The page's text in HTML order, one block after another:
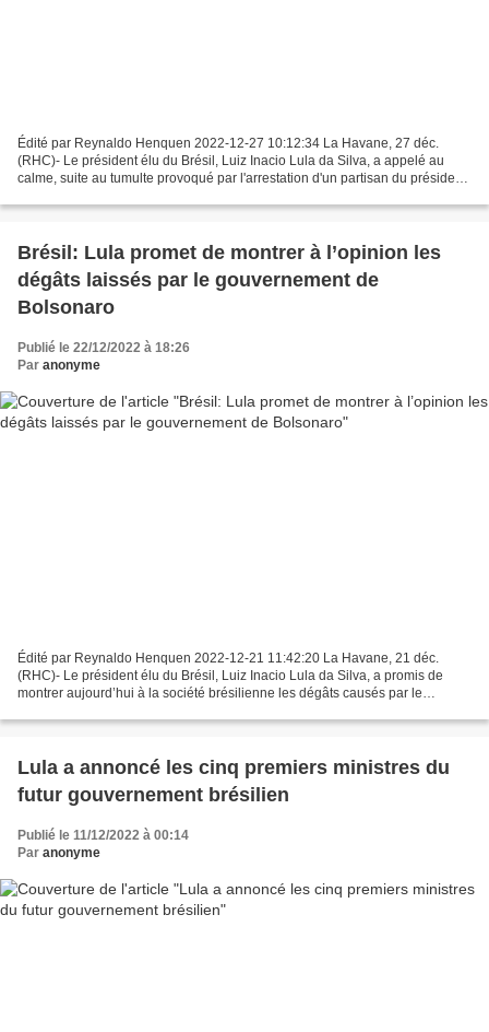
Édité par Reynaldo Henquen 2022-12-27 10:12:34 La Havane, 27 déc.
(RHC)- Le président élu du Brésil, Luiz Inacio Lula da Silva, a appelé au
calme, suite au tumulte provoqué par l'arrestation d'un partisan du président
Brésil: Lula promet de montrer à l’opinion les
dégâts laissés par le gouvernement de
Bolsonaro
Publié le 22/12/2022 à 18:26
Par anonyme
Édité par Reynaldo Henquen 2022-12-21 11:42:20 La Havane, 21 déc.
(RHC)- Le président élu du Brésil, Luiz Inacio Lula da Silva, a promis de
montrer aujourd’hui à la société brésilienne les dégâts causés par le
Lula a annoncé les cinq premiers ministres du
futur gouvernement brésilien
Publié le 11/12/2022 à 00:14
Par anonyme